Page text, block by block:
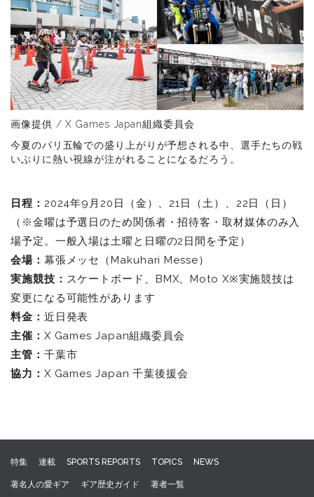
画像提供 / X Games Japan組織委員会
今夏のパリ五輪での盛り上がりが予想される中、選手たちの戦
いぶりに熱い視線が注がれることになるだろう。
日程： 2024年9月20日（金）、21日（土）、22日（日）
（※金曜は予選日のため関係者・招待客・取材媒体のみ入
場予定。一般入場は土曜と日曜の2日間を予定）
会場： 幕張メッセ（Makuhari Messe）
実施競技： スケートボード、BMX、Moto X※実施競技は
変更になる可能性があります
料金： 近日発表
主催： X Games Japan組織委員会
主管： 千葉市
協力： X Games Japan 千葉後援会
特集 連載 SPORTS REPORTS TOPICS NEWS
著名人の愛ギア ギア歴史ガイド 著者一覧